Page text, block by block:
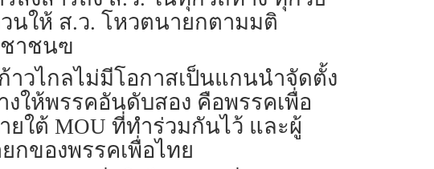
นให้ ส.ว. โหวตนายกตามมติ
ชาชนฃ
าวไกลไม่มีโอกาสเป็นแกนนำจัดตั้ง
งให้พรรคอันดับสอง คือพรรคเพื่อ
ใต้ MOU ที่ทำร่วมกันไว้ และผู้
ของพรรคเพื่อไทย